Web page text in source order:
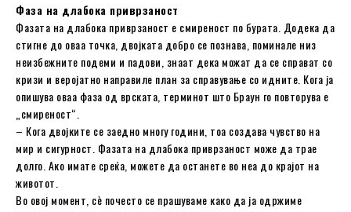
Фаза на длабока приврзаност
Фазата на длабока приврзаност е смиреност по бурата. Додека да
стигне до оваа точка, двојката добро се познава, поминале низ
неизбежните подеми и падови, знаат дека можат да се справат со
кризи и веројатно направиле план за справување со идните. Кога ја
опишува оваа фаза од врската, терминот што Браун го повторува е
„смиреност“.
– Кога двојките се заедно многу години, тоа создава чувство на
мир и сигурност. Фазата на длабока приврзаност може да трае
долго. Ако имате среќа, можете да останете во неа до крајот на
животот.
Во овој момент, сè почесто се прашуваме како да ја одржиме